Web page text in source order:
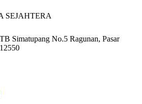
SEJAHTERA
Simatupang No.5 Ragunan, Pasar